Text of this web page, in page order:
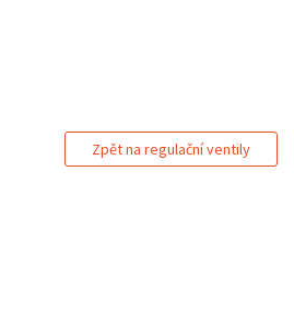
Zpět na regulační ventily